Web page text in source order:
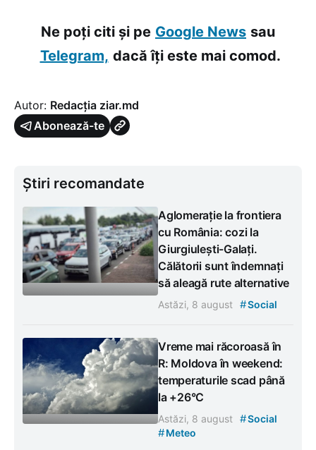
Ne poți citi și pe Google News sau
Telegram, dacă îți este mai comod.
Autor: Redacția ziar.md
Abonează-te
Știri recomandate
Aglomerație la frontiera
cu România: cozi la
Giurgiulești-Galați.
Călătorii sunt îndemnați
să aleagă rute alternative
Astăzi, 8 august #Social
Vreme mai răcoroasă în
R: Moldova în weekend:
temperaturile scad până
la +26°C
Astăzi, 8 august #Social
#Meteo